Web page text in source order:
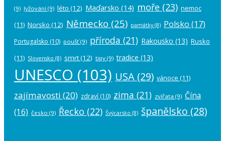
(9) lyžování (9) léto (12) Maďarsko (14) moře (23) nemoc
(11) Norsko (12) Německo (25) památky(8) Polsko (17)
Portugalsko (10) poušť(9) příroda (21) Rakousko (13) Rusko
(11) Slovensko (8) smrt(12) tipy (9) tradice (13)
UNESCO (103) USA (29) vánoce (11)
zajímavosti (20) zdraví (10) zima (21) zvířata (9) Čína
(16) česko (9) Řecko (22) Švýcarsko (8) španělsko (28)